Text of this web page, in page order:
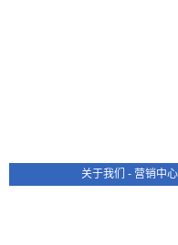
关于我们 - 营销中心